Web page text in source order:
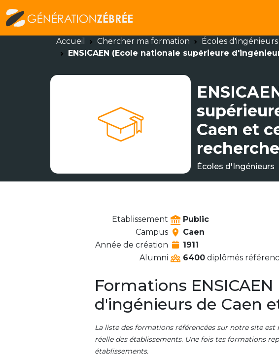
Accueil Chercher ma formation
Écoles d'ingénieurs
ENSICAEN (Ecole nationale supérieure
Caen et
Écoles d'Ingénieurs
Etablissement
Public
Campus
Caen
Année de création
1911
Alumni
6400 diplômés
Formations
d'ingénieurs de Caen
La liste des formations référencées sur notre site
réelle des établissements. Une fois tes formations
établissements.